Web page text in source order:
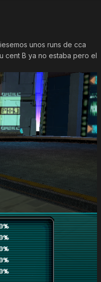
unos runs de cca
cent B ya no estaba pero el